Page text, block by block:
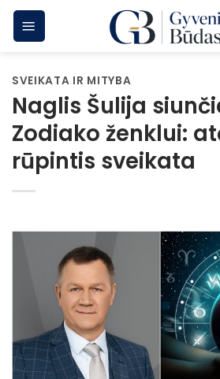
Skip
SVEIKATA IR MITYBA
Naglis Šulija
Zodiako ženklui:
rūpintis sveikata